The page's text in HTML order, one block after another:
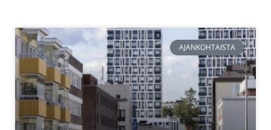
AJANKOHTAISTA